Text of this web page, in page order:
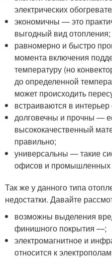
электрических
экономичны — это
выгодный вид отопления;
равномерно и быстро
момента включения
температуру (но
до определенной
может происходить
встраиваются в
долговечны и прочны —
высококачественный
правильно;
универсальны — такие
офисов и
Так же у данного типа
недостатки. Давайте
возможны выделения
финишного покрытия —;
электромагнитное и
относится к